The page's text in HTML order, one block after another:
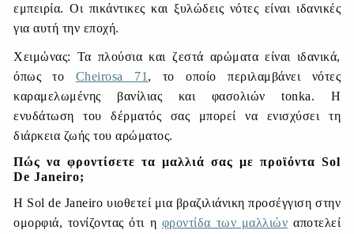
εμπειρία. Οι πικάντικες και ξυλώδεις νότες είναι ιδανικές
για αυτή την εποχή.
Χειμώνας: Τα πλούσια και ζεστά αρώματα είναι ιδανικά,
όπως το Cheirosa 71 , το οποίο περιλαμβάνει νότες
καραμελωμένης βανίλιας και φασολιών tonka. Η
ενυδάτωση του δέρματός σας μπορεί να ενισχύσει τη
διάρκεια ζωής του αρώματος.
Πώς να φροντίσετε τα μαλλιά σας με προϊόντα Sol
De Janeiro;
Η Sol de Janeiro υιοθετεί μια βραζιλιάνικη προσέγγιση στην
ομορφιά, τονίζοντας ότι η φροντίδα των μαλλιών αποτελεί